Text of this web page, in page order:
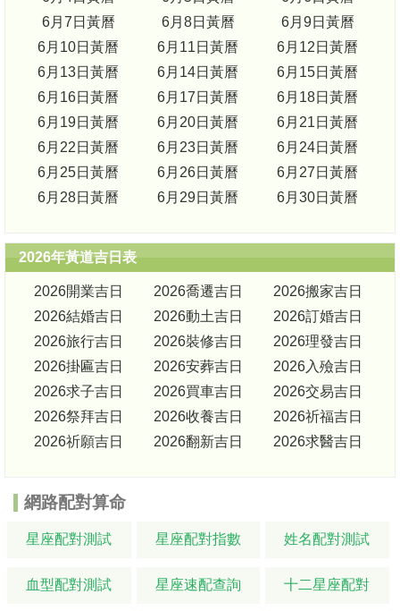
6月7日黃曆
6月8日黃曆
6月9日黃曆
6月10日黃曆
6月11日黃曆
6月12日黃曆
6月13日黃曆
6月14日黃曆
6月15日黃曆
6月16日黃曆
6月17日黃曆
6月18日黃曆
6月19日黃曆
6月20日黃曆
6月21日黃曆
6月22日黃曆
6月23日黃曆
6月24日黃曆
6月25日黃曆
6月26日黃曆
6月27日黃曆
6月28日黃曆
6月29日黃曆 6月30日黃曆
2026年黃道吉日表
2026開業吉日 2026喬遷吉日
2026搬家吉日
2026結婚吉日
2026動土吉日
2026訂婚吉日
2026旅行吉日
2026裝修吉日
2026理發吉日
2026掛匾吉日
2026安葬吉日
2026入殮吉日
2026求子吉日
2026買車吉日
2026交易吉日
2026祭拜吉日
2026收養吉日
2026祈福吉日
2026祈願吉日
2026翻新吉日 2026求醫吉日
網路配對算命
星座配對測試 星座配對指數 姓名配對測試
血型配對測試 星座速配查詢 十二星座配對